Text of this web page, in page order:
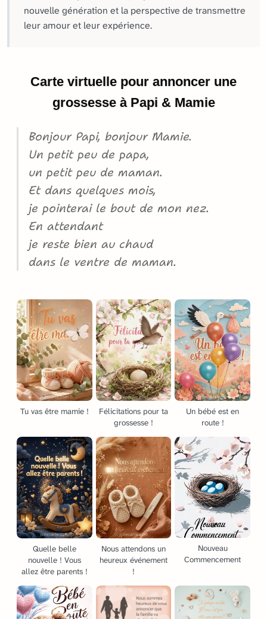
nouvelle génération et la perspective de transmettre
leur amour et leur expérience.
Carte virtuelle pour annoncer une
grossesse à Papi & Mamie
Bonjour Papi, bonjour Mamie.
Un petit peu de papa,
un petit peu de maman.
Et dans quelques mois,
je pointerai le bout de mon nez.
En attendant
je reste bien au chaud
dans le ventre de maman.
Tu vas être mamie !
Félicitations pour ta
grossesse !
Un bébé est en
route !
Quelle belle
nouvelle ! Vous
allez être parents !
Nous attendons un
heureux événement
!
Nouveau
Commencement